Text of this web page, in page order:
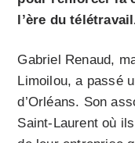
l’ère du
Gabriel Renaud,
Limoilou, a passé
d’Orléans. Son
Saint-Laurent où